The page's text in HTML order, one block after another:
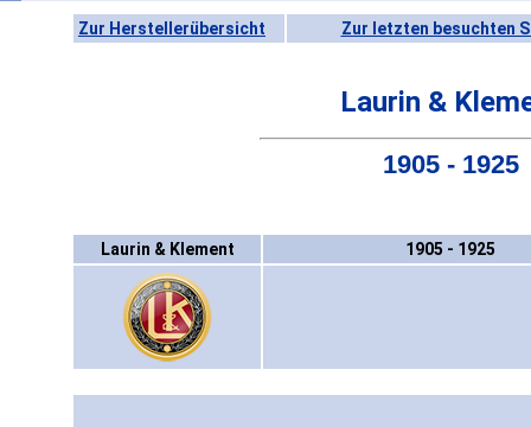
Zur Herstellerübersicht Zur letzten besuchten
Laurin &
1905 - 1925
Laurin & Klement 1905 - 1925